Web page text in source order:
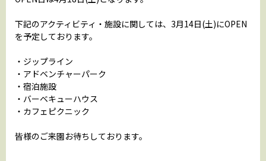
下記のアクティビティ・施設に関しては、3月14日(土)にOPEN
を予定しております。
・ジップライン
・アドベンチャーパーク
・宿泊施設
・バーベキューハウス
・カフェピクニック
皆様のご来園お待ちしております。